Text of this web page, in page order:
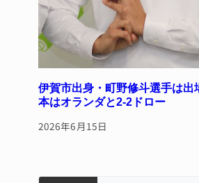
伊賀市出身・町野修斗選手は
本はオランダと2-2ドロー
2026年6月15日